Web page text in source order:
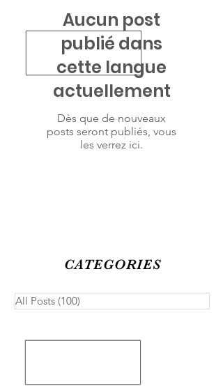
Aucun post
publié dans
cette langue
actuellement
Dès que de nouveaux
posts seront publiés, vous
les verrez ici.
CATEGORIES
All Posts (100)